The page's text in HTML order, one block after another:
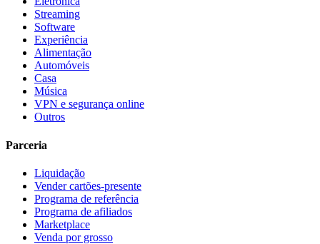
Streaming
Software
Experiência
Alimentação
Automóveis
Casa
Música
VPN e segurança online
Outros
Parceria
Liquidação
Vender cartões-presente
Programa de referência
Programa de afiliados
Marketplace
Venda por grosso